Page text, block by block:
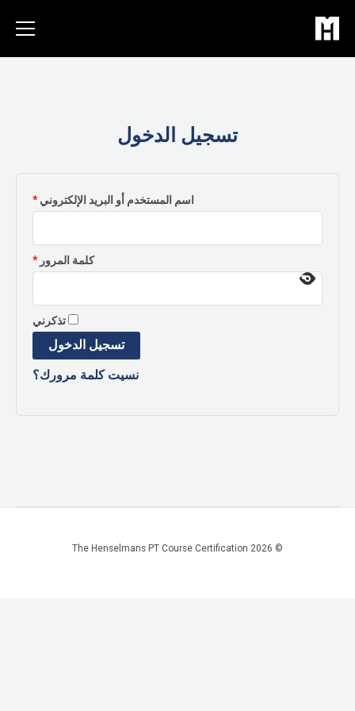
المحتوى
تسجيل الدخول
اسم المستخدم أو البريد الإلكتروني*مطلوبة
كلمة المرور*مطلوبة
تذكرني
تسجيل الدخول
نسيت كلمة مرورك؟
© 2026 The Henselmans PT Course Certification